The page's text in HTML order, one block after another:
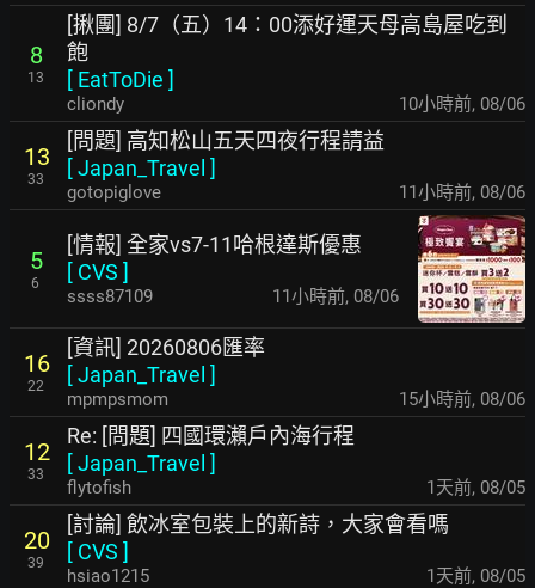
8
13
[揪團] 8/7（五）14：00添好運天母高島屋吃到
飽
[ EatToDie ]
cliondy 10小時前, 08/06
13
33
[問題] 高知松山五天四夜行程請益
[Japan_Travel ]
gotopiglove 11小時前, 08/06
5
6
[情報] 全家vs7-11哈根達斯優惠
[ CVS ]
ssss87109 11小時前, 08/06
16
22
[資訊] 20260806匯率
[Japan_Travel ]
mpmpsmom 15小時前, 08/06
12
33
Re: [問題] 四國環瀨戶內海行程
[Japan_Travel ]
flytofish 1天前, 08/05
20
39
[討論] 飲冰室包裝上的新詩，大家會看嗎
[ CVS ]
hsiao1215 1天前, 08/05